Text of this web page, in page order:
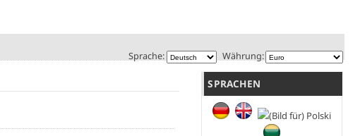
Währung:
Sprache:
SPRACHEN